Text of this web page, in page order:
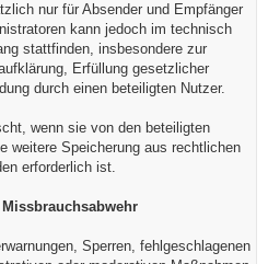
nur für Absender und Empfänger
kann jedoch im technisch
stattfinden, insbesondere zur
Erfüllung gesetzlicher
durch einen beteiligten Nutzer.
wenn sie von den beteiligten
weitere Speicherung aus rechtlichen
erforderlich ist.
Sperren, fehlgeschlagenen